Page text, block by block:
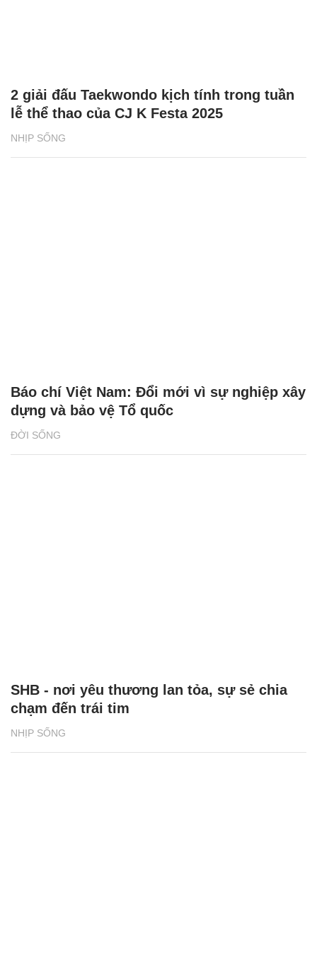
NHỊP SỐNG
2 giải đấu Taekwondo kịch tính trong tuần
lễ thể thao của CJ K Festa 2025
ĐỜI SỐNG
Báo chí Việt Nam: Đổi mới vì sự nghiệp xây
dựng và bảo vệ Tổ quốc
NHỊP SỐNG
SHB - nơi yêu thương lan tỏa, sự sẻ chia
chạm đến trái tim